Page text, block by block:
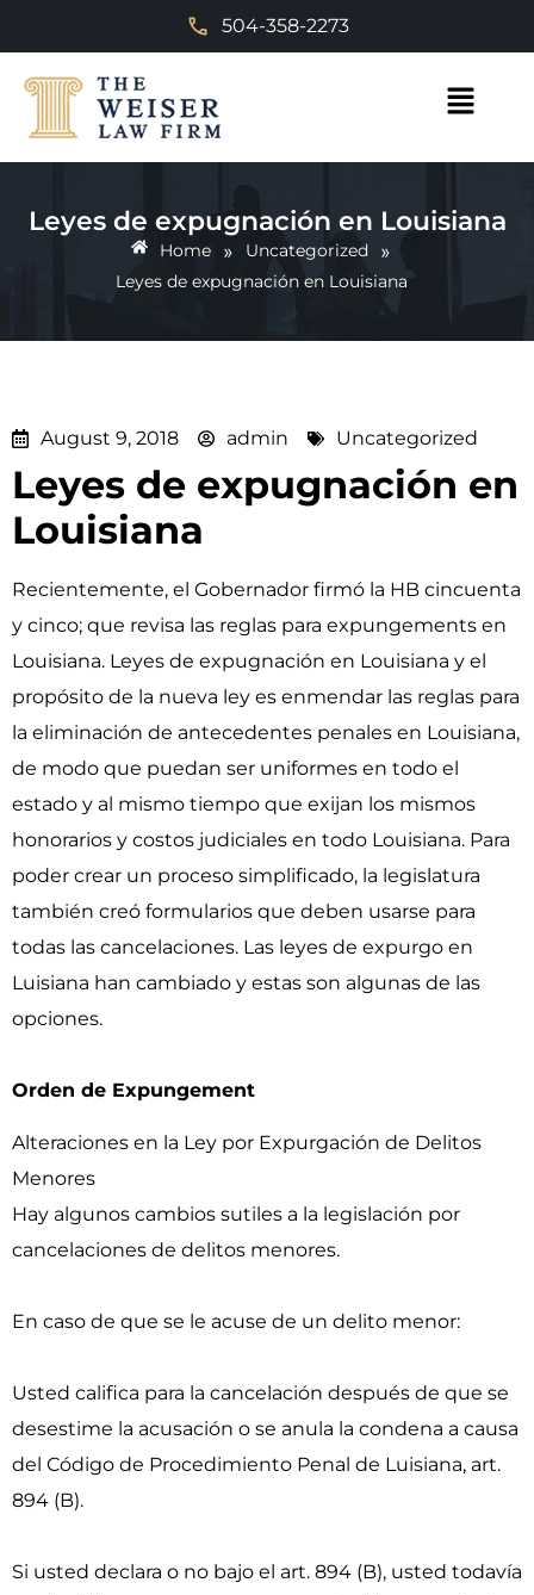
504-358-2273
Leyes de expugnación en Louisiana
Home » Uncategorized »
Leyes de expugnación en Louisiana
August 9, 2018 admin Uncategorized
Leyes de expugnación en
Louisiana
Recientemente, el Gobernador firmó la HB cincuenta
y cinco; que revisa las reglas para expungements en
Louisiana. Leyes de expugnación en Louisiana y el
propósito de la nueva ley es enmendar las reglas para
la eliminación de antecedentes penales en Louisiana,
de modo que puedan ser uniformes en todo el
estado y al mismo tiempo que exijan los mismos
honorarios y costos judiciales en todo Louisiana. Para
poder crear un proceso simplificado, la legislatura
también creó formularios que deben usarse para
todas las cancelaciones. Las leyes de expurgo en
Luisiana han cambiado y estas son algunas de las
opciones.
Orden de Expungement
Alteraciones en la Ley por Expurgación de Delitos
Menores
Hay algunos cambios sutiles a la legislación por
cancelaciones de delitos menores.
En caso de que se le acuse de un delito menor:
Usted califica para la cancelación después de que se
desestime la acusación o se anula la condena a causa
del Código de Procedimiento Penal de Luisiana, art.
894 (B).
Si usted declara o no bajo el art. 894 (B), usted todavía